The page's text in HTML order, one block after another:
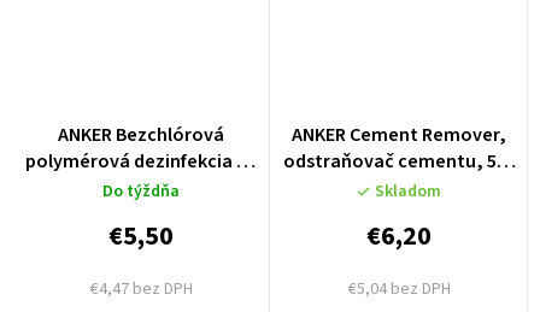
ANKER Bezchlórová
polymérová dezinfekcia na
povrchy 500mlPolymerová
Do týždňa
€4,47 bez DPH
€5,50
ANKER Cement Remover,
odstraňovač cementu, 500
ml
Skladom
€5,04 bez DPH
€6,20